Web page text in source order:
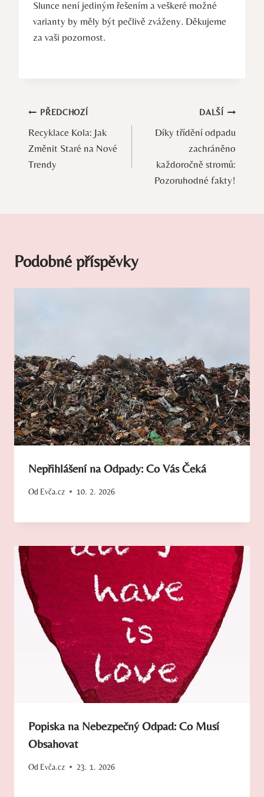
Slunce není jediným řešením a veškeré možné
varianty by měly být pečlivě zváženy. Děkujeme
za vaši pozornost.
Navigace
pro
příspěvek
PŘEDCHOZÍ
Recyklace Kola: Jak
Změnit Staré na Nové
Trendy
DALŠÍ
Díky třídění odpadu
zachráněno
každoročně stromů:
Pozoruhodné fakty!
Podobné příspěvky
Nepřihlášení na Odpady: Co Vás Čeká
Od Evča.cz 10. 2. 2026
Popiska na Nebezpečný Odpad: Co Musí
Obsahovat
Od Evča.cz 23. 1. 2026